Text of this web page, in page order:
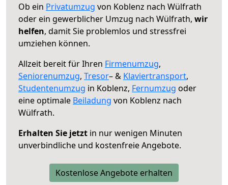
Ob ein Privatumzug von Koblenz nach Wülfrath
oder ein gewerblicher Umzug nach Wülfrath, wir
helfen, damit Sie problemlos und stressfrei
umziehen können.
Allzeit bereit für Ihren Firmenumzug,
Seniorenumzug, Tresor– & Klaviertransport,
Studentenumzug in Koblenz, Fernumzug oder
eine optimale Beiladung von Koblenz nach
Wülfrath.
Erhalten Sie jetzt in nur wenigen Minuten
unverbindliche und kostenfreie Angebote.
Kostenlose Angebote erhalten